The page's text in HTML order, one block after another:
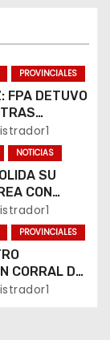
PROVINCIALES
FPA DETUVO
Y
PLAZA
NOTICIAS
SU
CON
A
PROVINCIALES
CORRAL DE